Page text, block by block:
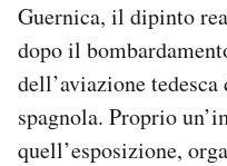
Guernica, il dipinto
dopo il
dell’aviazione
spagnola. Proprio
quell’esposizione,